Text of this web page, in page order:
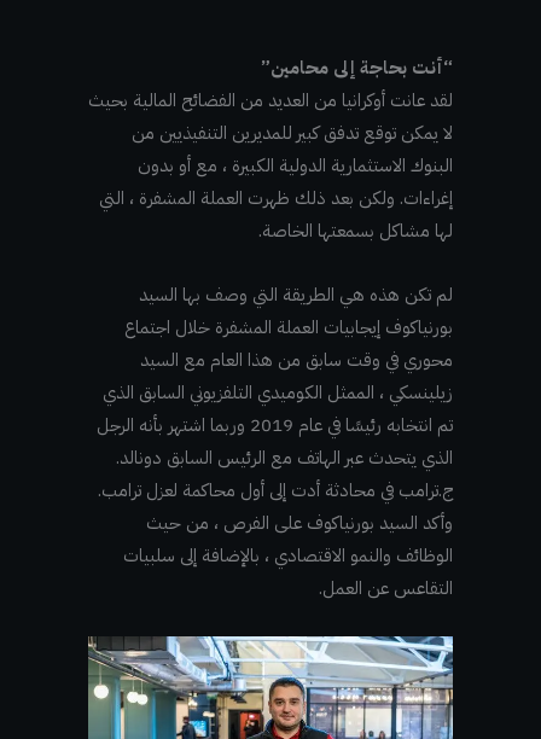
“أنت بحاجة إلى محامين”
لقد عانت أوكرانيا من العديد من الفضائح المالية بحيث
لا يمكن توقع تدفق كبير للمديرين التنفيذيين من
البنوك الاستثمارية الدولية الكبيرة ، مع أو بدون
إغراءات. ولكن بعد ذلك ظهرت العملة المشفرة ، التي
لها مشاكل بسمعتها الخاصة.
لم تكن هذه هي الطريقة التي وصف بها السيد
بورنياكوف إيجابيات العملة المشفرة خلال اجتماع
محوري في وقت سابق من هذا العام مع السيد
زيلينسكي ، الممثل الكوميدي التلفزيوني السابق الذي
تم انتخابه رئيسًا في عام 2019 وربما اشتهر بأنه الرجل
الذي يتحدث عبر الهاتف مع الرئيس السابق دونالد.
ج.ترامب في محادثة أدت إلى أول محاكمة لعزل ترامب.
وأكد السيد بورنياكوف على الفرص ، من حيث
الوظائف والنمو الاقتصادي ، بالإضافة إلى سلبيات
التقاعس عن العمل.